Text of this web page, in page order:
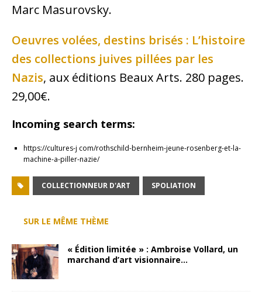
Marc Masurovsky.
Oeuvres volées, destins brisés : L’histoire
des collections juives pillées par les
Nazis, aux éditions Beaux Arts. 280 pages.
29,00€.
Incoming search terms:
https://cultures-j com/rothschild-bernheim-jeune-rosenberg-et-la-
machine-a-piller-nazie/
COLLECTIONNEUR D'ART SPOLIATION
SUR LE MÊME THÈME
« Édition limitée » : Ambroise Vollard, un
marchand d’art visionnaire…